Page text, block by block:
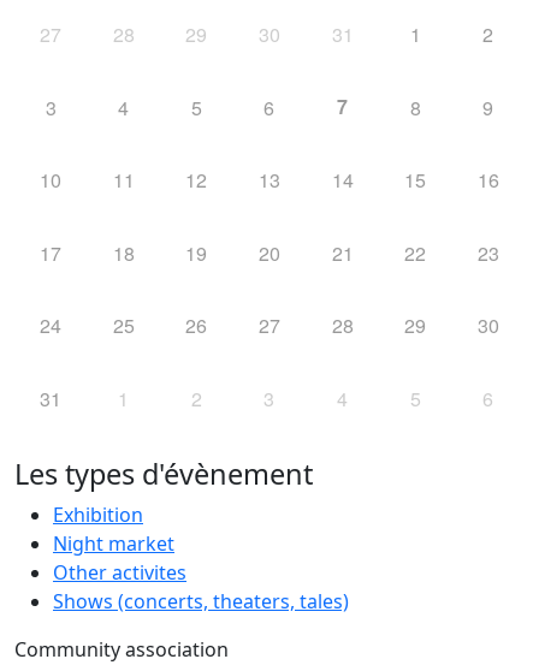
27 28 29 30 31 1 2
3 4 5 6 7 8 9
10 11 12 13 14 15 16
17 18 19 20 21 22 23
24 25 26 27 28 29 30
31 1 2 3 4 5 6
Les types d'évènement
Exhibition
Night market
Other activites
Shows (concerts, theaters, tales)
Community association